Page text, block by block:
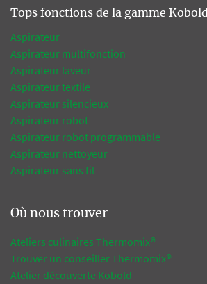
Tops fonctions de la gamme Kobold
Aspirateur
Aspirateur multifonction
Aspirateur laveur
Aspirateur textile
Aspirateur silencieux
Aspirateur robot
Aspirateur robot programmable
Aspirateur nettoyeur
Aspirateur sans fil
Où nous trouver
Ateliers culinaires Thermomix®
Trouver un conseiller Thermomix®
Atelier découverte Kobold